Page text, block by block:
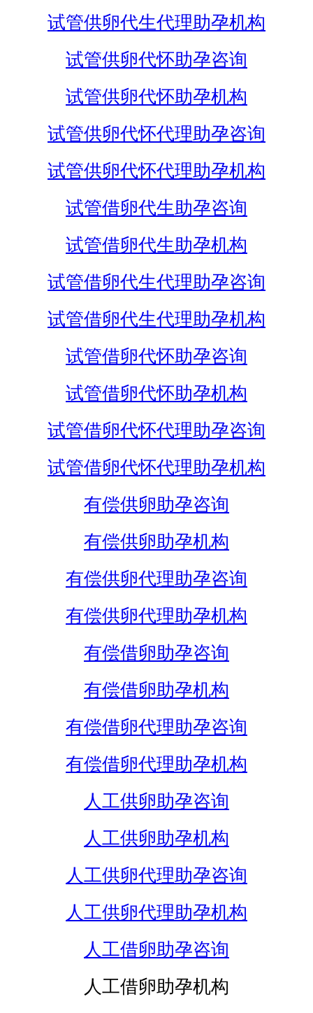
试管供卵代生代理助孕机构
试管供卵代怀助孕咨询
试管供卵代怀助孕机构
试管供卵代怀代理助孕咨询
试管供卵代怀代理助孕机构
试管借卵代生助孕咨询
试管借卵代生助孕机构
试管借卵代生代理助孕咨询
试管借卵代生代理助孕机构
试管借卵代怀助孕咨询
试管借卵代怀助孕机构
试管借卵代怀代理助孕咨询
试管借卵代怀代理助孕机构
有偿供卵助孕咨询
有偿供卵助孕机构
有偿供卵代理助孕咨询
有偿供卵代理助孕机构
有偿借卵助孕咨询
有偿借卵助孕机构
有偿借卵代理助孕咨询
有偿借卵代理助孕机构
人工供卵助孕咨询
人工供卵助孕机构
人工供卵代理助孕咨询
人工供卵代理助孕机构
人工借卵助孕咨询
人工借卵助孕机构